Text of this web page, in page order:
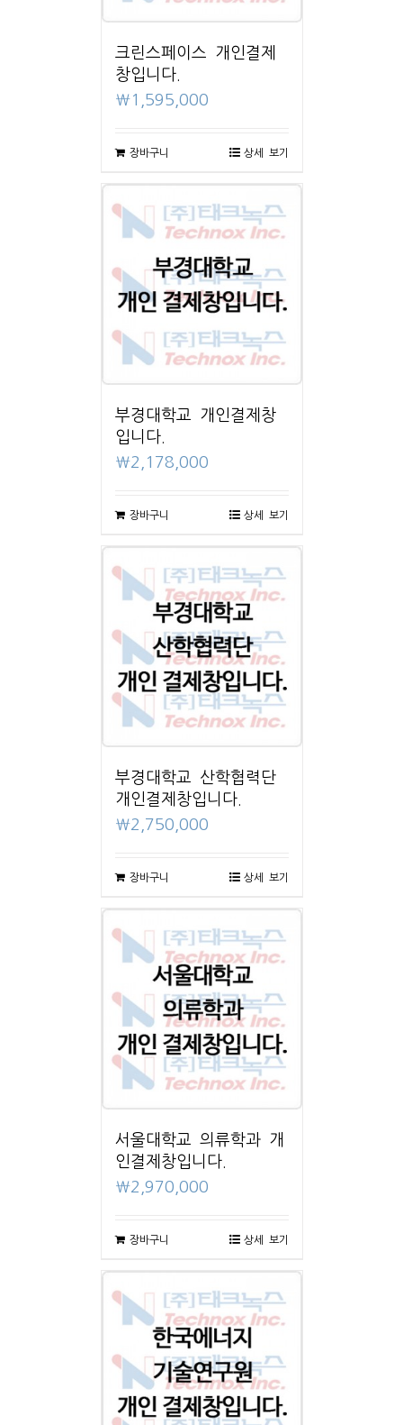
크린스페이스 개인결제
창입니다.
₩1,595,000
장바구니 상세 보기
부경대학교 개인결제창
입니다.
₩2,178,000
장바구니 상세 보기
부경대학교 산학협력단
개인결제창입니다.
₩2,750,000
장바구니 상세 보기
서울대학교 의류학과 개
인결제창입니다.
₩2,970,000
장바구니 상세 보기